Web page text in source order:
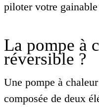
piloter votre
La pompe à
réversible ?
Une pompe à
composée de deux